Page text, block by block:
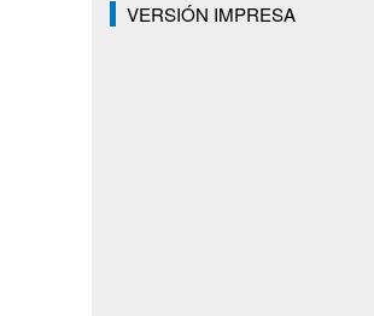
VERSIÓN IMPRESA